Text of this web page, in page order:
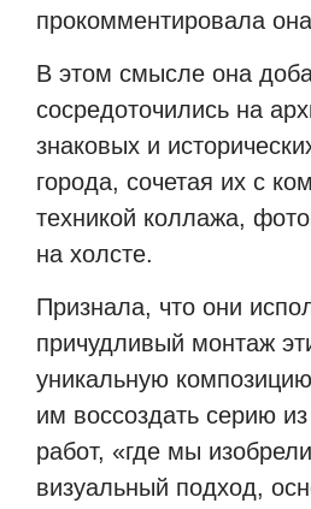
прокомментировала
В этом смысле она
сосредоточились на
знаковых и
города, сочетая их с
техникой коллажа,
на холсте.
Признала, что они
причудливый монтаж
уникальную
им воссоздать серию
работ, «где мы
визуальный подход,